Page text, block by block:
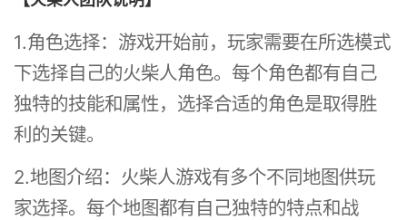
1.角色选择：游戏开始前，玩家需要在所选模式
下选择自己的火柴人角色。每个角色都有自己
独特的技能和属性，选择合适的角色是取得胜
利的关键。
2.地图介绍：火柴人游戏有多个不同地图供玩
家选择。每个地图都有自己独特的特点和战